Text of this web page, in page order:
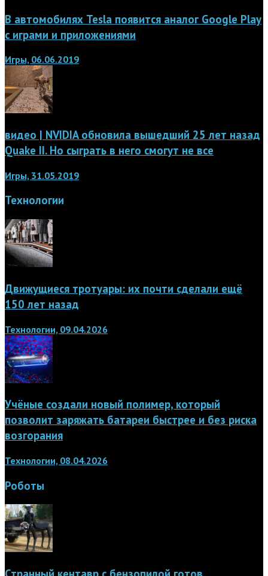
В автомобилях Tesla появится аналог Google Play
с играми и приложениями
Игры, 06.06.2019
видео | NVIDIA обновила вышедший 25 лет назад
Quake II. Но сыграть в него смогут не все
Игры, 31.05.2019
Технологии
Движущиеся тротуары: их почти сделали ещё
150 лет назад
Технологии, 09.04.2026
Учёные создали новый полимер, который
позволит заряжать батареи быстрее и без риска
возгорания
Технологии, 08.04.2026
Роботы